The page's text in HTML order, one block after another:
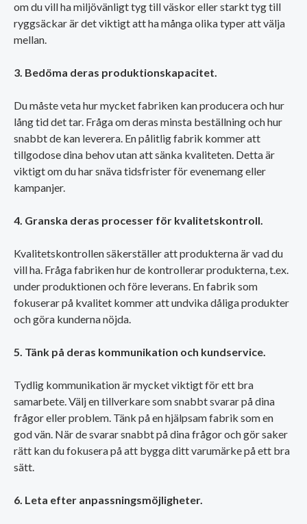
om du vill ha miljövänligt tyg till väskor eller starkt tyg till
ryggsäckar är det viktigt att ha många olika typer att välja
mellan.
3. Bedöma deras produktionskapacitet.
Du måste veta hur mycket fabriken kan producera och hur
lång tid det tar. Fråga om deras minsta beställning och hur
snabbt de kan leverera. En pålitlig fabrik kommer att
tillgodose dina behov utan att sänka kvaliteten. Detta är
viktigt om du har snäva tidsfrister för evenemang eller
kampanjer.
4. Granska deras processer för kvalitetskontroll.
Kvalitetskontrollen säkerställer att produkterna är vad du
vill ha. Fråga fabriken hur de kontrollerar produkterna, t.ex.
under produktionen och före leverans. En fabrik som
fokuserar på kvalitet kommer att undvika dåliga produkter
och göra kunderna nöjda.
5. Tänk på deras kommunikation och kundservice.
Tydlig kommunikation är mycket viktigt för ett bra
samarbete. Välj en tillverkare som snabbt svarar på dina
frågor eller problem. Tänk på en hjälpsam fabrik som en
god vän. När de svarar snabbt på dina frågor och gör saker
rätt kan du fokusera på att bygga ditt varumärke på ett bra
sätt.
6. Leta efter anpassningsmöjligheter.